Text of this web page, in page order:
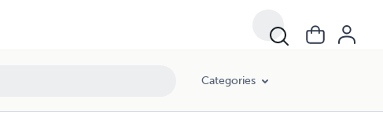
Categories